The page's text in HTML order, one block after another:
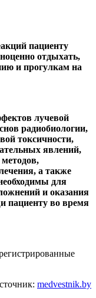
пациенту
отдыхать,
и прогулкам на
лучевой
радиобиологии,
токсичности,
явлений,
а также
для
и оказания
пациенту во время
medvestnik.by